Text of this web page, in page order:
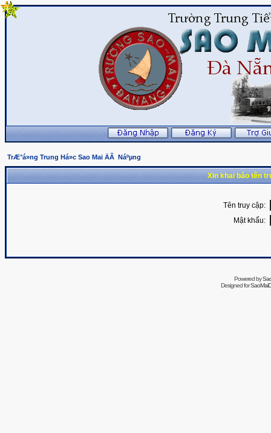
TrÆ°á»ng Trung Há»c Sao Mai ÄÃ Náºµng
Xin khai báo tên
Tên truy cập:
Mật khẩu:
Powered by
Designed for